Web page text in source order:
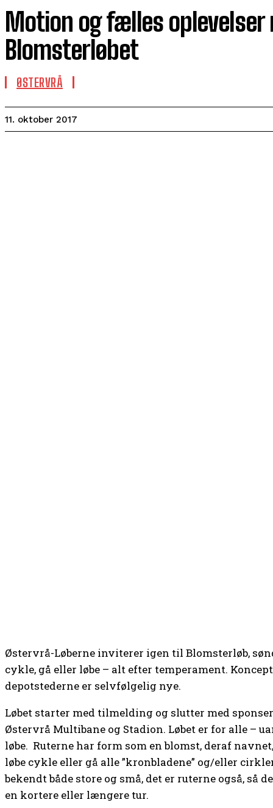
Motion og fælles oplevelser
Blomsterløbet
ØSTERVRÅ
11. oktober 2017
Østervrå-Løberne inviterer igen til Blomsterløb,
cykle, gå eller løbe – alt efter temperament.
depotstederne er selvfølgelig nye.
Løbet starter med tilmelding og slutter med
Østervrå Multibane og Stadion. Løbet er for alle –
løbe. Ruterne har form som en blomst, deraf
løbe cykle eller gå alle ”kronbladene” og/eller
bekendt både store og små, det er ruterne også,
en kortere eller længere tur.